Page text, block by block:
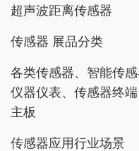
超声波距离传感器
传感器 展品分类
各类传感器、智能传
仪器仪表、传感器终
主板
传感器应用行业场景